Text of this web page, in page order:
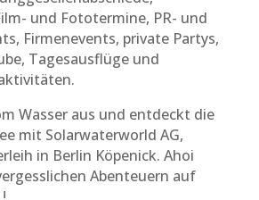
und Fototermine, PR- und
Firmenevents, private Partys,
Tagesausflüge und
Wasser aus und entdeckt die
mit Solarwaterworld AG,
in Berlin Köpenick. Ahoi
Abenteuern auf